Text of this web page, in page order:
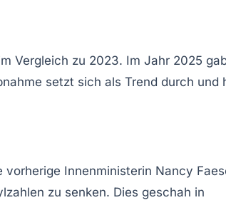
Vergleich zu 2023. Im Jahr 2025
setzt sich als Trend durch und
Innenministerin Nancy
zu senken. Dies geschah in